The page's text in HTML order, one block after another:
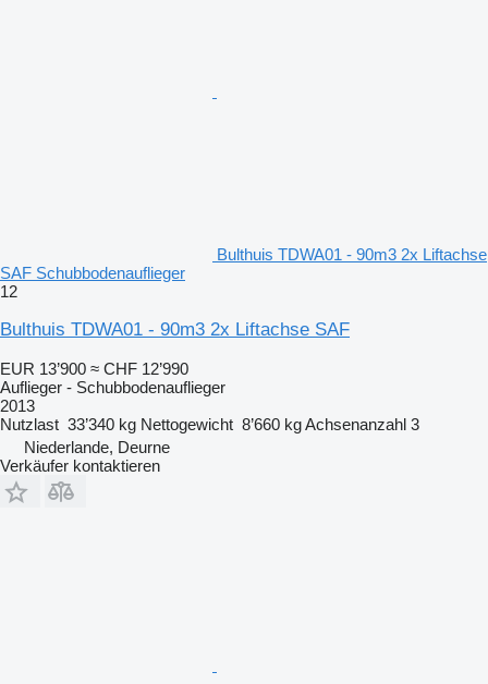
Bulthuis TDWA01 - 90m3 2x Liftachse
SAF Schubbodenauflieger
12
Bulthuis TDWA01 - 90m3 2x Liftachse SAF
EUR 13’900 ≈ CHF 12’990
Auflieger - Schubbodenauflieger
2013
Nutzlast 33’340 kg Nettogewicht 8’660 kgAchsenanzahl 3
Niederlande, Deurne
Verkäufer kontaktieren